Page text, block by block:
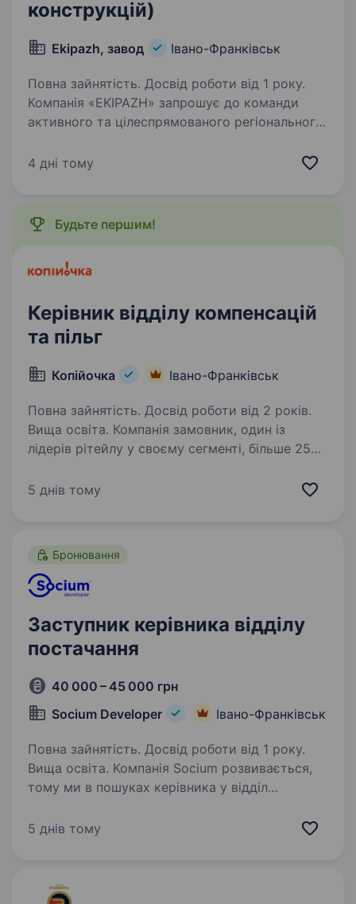
конструкцій)
Ekipazh, завод Івано-Франківськ
Повна зайнятість. Досвід роботи від 1 року.
Компанія «EKIPAZH» запрошує до команди
активного та цілеспрямованого регіонального
металопластикових та алюмінієвих
4 дні тому
Будьте першим!
Керівник відділу компенсацій
та пільг
Копійочка Івано-Франківськ
Повна зайнятість. Досвід роботи від 2 років.
Вища освіта. Компанія замовник, один із
лідерів рітейлу у своєму сегменті, більше 2500
КЕРІВНИКА ПІЛЬГ ТА КОМПЕНСАЦІЙ. Наш
5 днів тому
Бронювання
Заступник керівника відділу
постачання
40 000 – 45 000 грн
Socium Developer
Івано-Франківськ
Повна зайнятість. Досвід роботи від 1 року.
Вища освіта. Компанія Socium розвивається,
тому ми в пошуках керівника у відділ
роботи на керівній посаді ; Досвід роботи у
5 днів тому